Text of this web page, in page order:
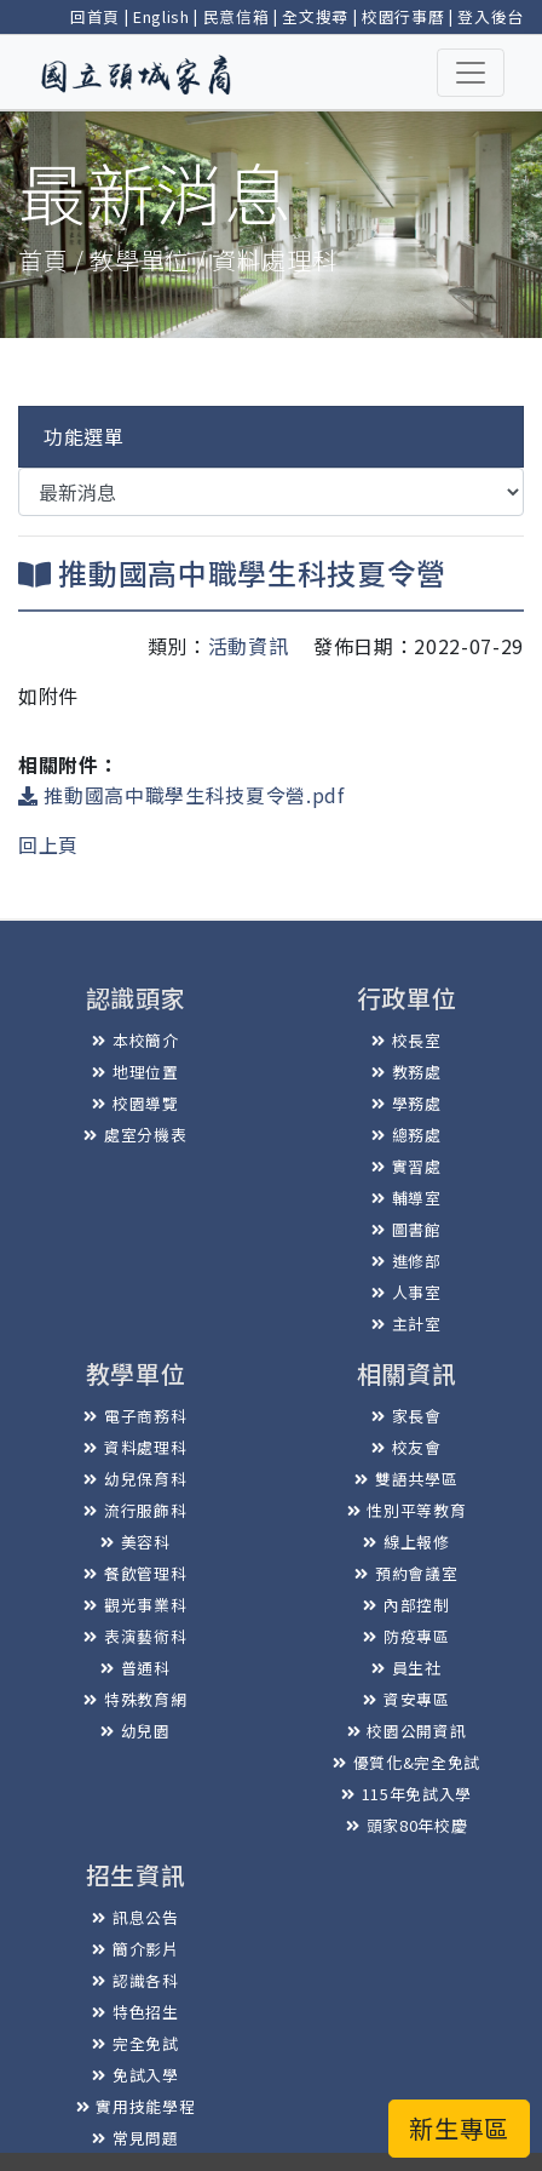
回首頁 | English | 民意信箱 |全文搜尋 | 校園行事曆 |登入後台
最新消息
首頁 / 教學單位 / 資料處理科
功能選單
推動國高中職學生科技夏令營
類別： 活動資訊
發佈日期：2022-07-29
如附件
相關附件：
推動國高中職學生科技夏令營.pdf
回上頁
新生專區
認識頭家
本校簡介
地理位置
校園導覽
處室分機表
行政單位
校長室
教務處
學務處
總務處
實習處
輔導室
圖書館
進修部
人事室
主計室
教學單位
電子商務科
資料處理科
幼兒保育科
流行服飾科
美容科
餐飲管理科
觀光事業科
表演藝術科
普通科
特殊教育網
幼兒園
相關資訊
家長會
校友會
雙語共學區
性別平等教育
線上報修
預約會議室
內部控制
防疫專區
員生社
資安專區
校園公開資訊
優質化&完全免試
115年免試入學
頭家80年校慶
招生資訊
訊息公告
簡介影片
認識各科
特色招生
完全免試
免試入學
實用技能學程
常見問題